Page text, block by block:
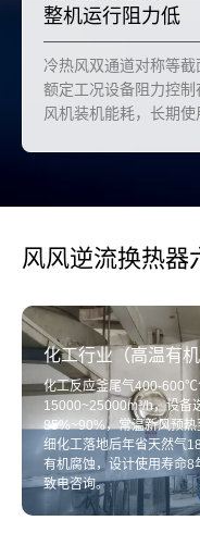
整机运行阻力低
冷热风双通道对称等截
额定工况设备阻力控
风机装机能耗，长期使
风风逆流换热器
化工行业（高温有机
化工反应釜尾气400-600℃
15000~25000m³/h，设备
85%~90%，常温新风预
细化工落地后年省天然气
有机腐蚀，设计使用寿命
致电咨询。